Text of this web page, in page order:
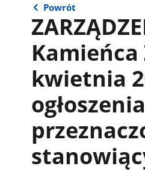
Powrót
kwietnia